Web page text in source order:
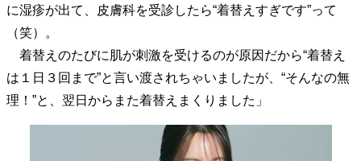
熱狂できるもの
一生モノの愛用品
70代のグランドデザイン
地域とつながる/お金との付き合い方
に湿疹が出て、皮膚科を受診したら“着替えすぎです”って
（笑）。
着替えのたびに肌が刺激を受けるのが原因だから“着替え
は１日３回まで”と言い渡されちゃいましたが、“そんなの無
理！”と、翌日からまた着替えまくりました」